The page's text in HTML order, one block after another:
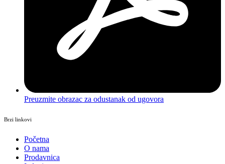
Preuzmite obrazac za odustanak od ugovora
Brzi linkovi
Početna
O nama
Prodavnica